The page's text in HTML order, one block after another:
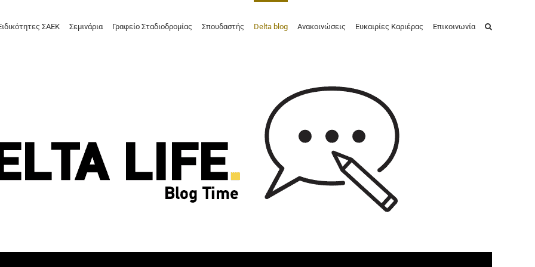
ΣΑΕΚ Σεμινάρια Γραφείο Σταδιοδρομίας Σπουδαστής Delta blog Ανακοινώσεις Ευκαιρίες Καριέρας Επικοινωνία